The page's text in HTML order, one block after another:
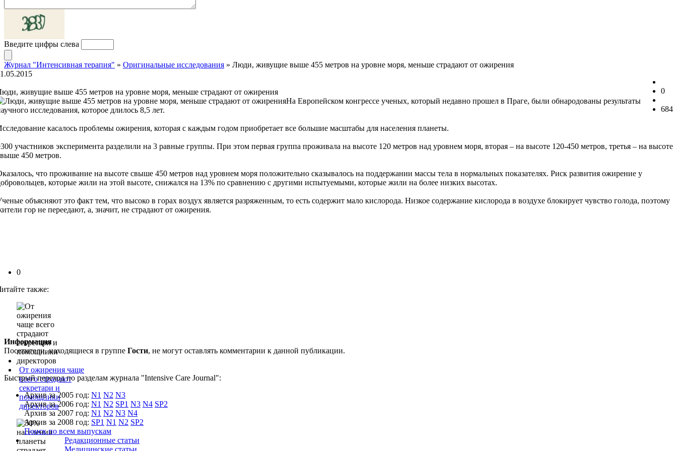
Введите цифры слева
Журнал "Интенсивная терапия" » Оригинальные исследования » Люди, живущие выше 455 метров на уровне моря, меньше страдают от ожирения
0
684
живущие выше 455 метров на уровне моря, меньше страдают от ожирения
На Европейском конгрессе ученых, который недавно прошел в Праге, были обнародованы результаты
исследования, которое длилось 8,5 лет.
касалось проблемы ожирения, которая с каждым годом приобретает все большие масштабы для населения планеты.
участников эксперимента разделили на 3 равные группы. При этом первая группа проживала на высоте 120 метров над уровнем моря, вторая – на высоте 120-450 метров, третья – на высоте
450 метров.
что проживание на высоте свыше 450 метров над уровнем моря положительно сказывалось на поддержании массы тела в нормальных показателях. Риск развития ожирение у
которые жили на этой высоте, снижался на 13% по сравнению с другими испытуемыми, которые жили на более низких высотах.
объясняют это факт тем, что высоко в горах воздух является разряженным, то есть содержит мало кислорода. Низкое содержание кислорода в воздухе блокирует чувство голода, поэтому
гор не переедают, а, значит, не страдают от ожирения.
0
также:
От ожирения чаще
всего страдают
секретари и
помощники
директоров
Информация
Посетители, находящиеся в группе Гости, не могут оставлять комментарии к данной публикации.
Быстрый переход по разделам журнала "Intensive Care Journal":
Архив за 2005 год: N1 N2 N3
Архив за 2006 год: N1 N2 SP1 N3 N4 SP2
Архив за 2007 год: N1 N2 N3 N4
Архив за 2008 год: SP1 N1 N2 SP2
Поиск по всем выпускам
Редакционные статьи
Медицинские статьи